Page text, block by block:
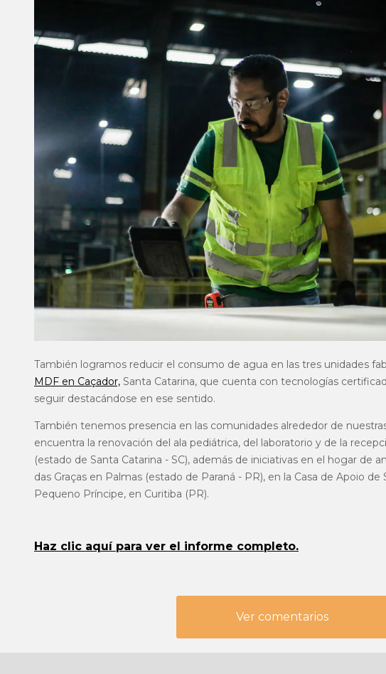
También logramos reducir el consumo de agua en las tres unidades
MDF en Caçador, Santa Catarina, que cuenta con tecnologías
seguir destacándose en ese sentido.
También tenemos presencia en las comunidades alrededor de
encuentra la renovación del ala pediátrica, del laboratorio y de la
(estado de Santa Catarina - SC), además de iniciativas en el hogar de
das Graças en Palmas (estado de Paraná - PR), en la Casa de Apoio de
Pequeno Príncipe, en Curitiba (PR).
Haz clic aquí para ver el informe completo.
Ver comentarios